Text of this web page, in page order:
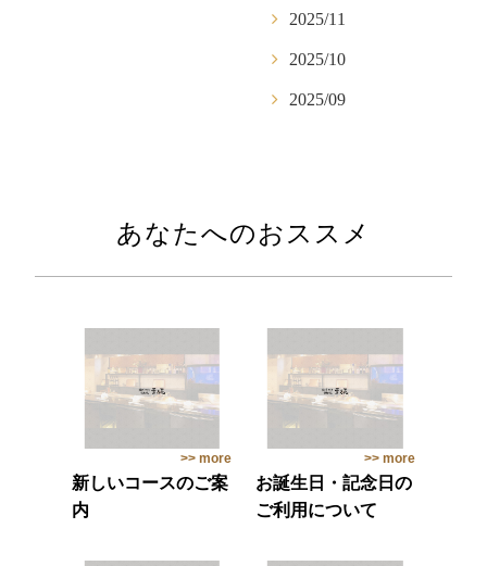
2025/11
2025/10
2025/09
あなたへのおススメ
>> more
新しいコースのご案
内
>> more
お誕生日・記念日の
ご利用について